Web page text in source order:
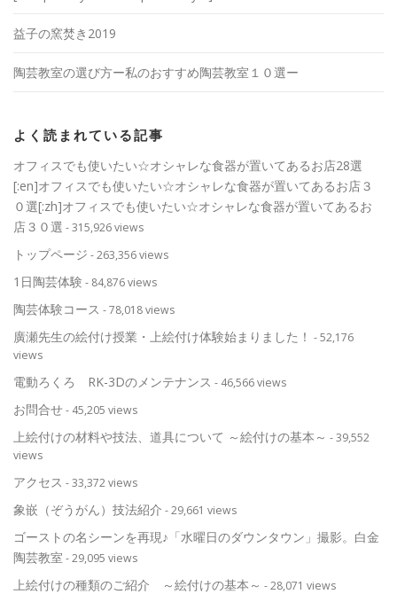
益子の窯焚き2019
陶芸教室の選び方ー私のおすすめ陶芸教室１０選ー
よく読まれている記事
オフィスでも使いたい☆オシャレな食器が置いてあるお店28選
[:en]オフィスでも使いたい☆オシャレな食器が置いてあるお店３
０選[:zh]オフィスでも使いたい☆オシャレな食器が置いてあるお
店３０選 - 315,926 views
トップページ - 263,356 views
1日陶芸体験 - 84,876 views
陶芸体験コース - 78,018 views
廣瀬先生の絵付け授業・上絵付け体験始まりました！ - 52,176
views
電動ろくろ RK-3Dのメンテナンス - 46,566 views
お問合せ- 45,205 views
上絵付けの材料や技法、道具について ～絵付けの基本～ - 39,552
views
アクセス - 33,372 views
象嵌（ぞうがん）技法紹介 - 29,661 views
ゴーストの名シーンを再現♪「水曜日のダウンタウン」撮影。白金
陶芸教室 - 29,095 views
上絵付けの種類のご紹介 ～絵付けの基本～ - 28,071 views